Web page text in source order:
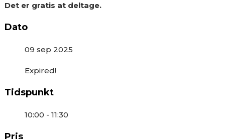
Det er gratis at deltage.
Dato
09 sep 2025
Expired!
Tidspunkt
10:00 - 11:30
Pris